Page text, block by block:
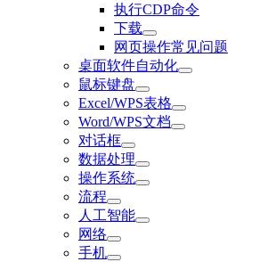
执行CDP命令
下载
网页操作常见问题
桌面软件自动化
鼠标键盘
Excel/WPS表格
Word/WPS文档
对话框
数据处理
操作系统
流程
人工智能
网络
手机